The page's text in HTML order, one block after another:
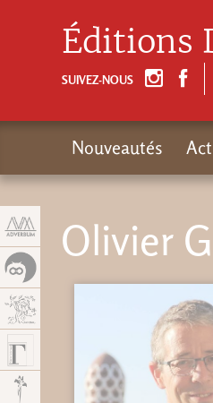
Olivier
Éditions
SUIVEZ-NOUS
Nouveautés